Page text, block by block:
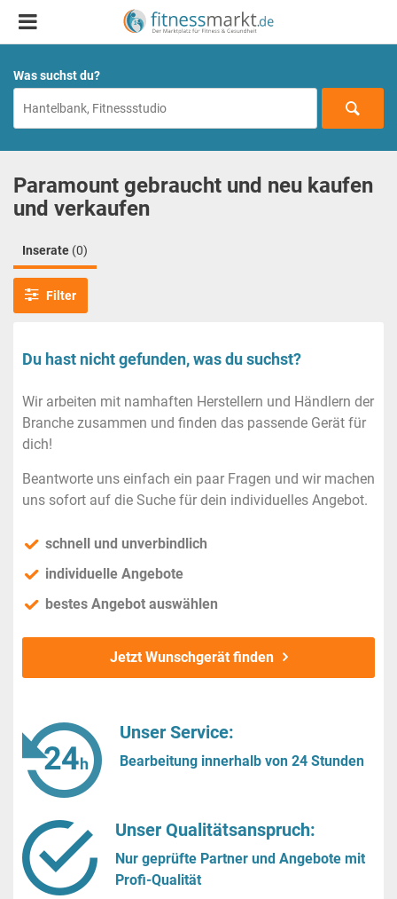
Was suchst du?
Paramount gebraucht und neu kaufen
und verkaufen
Inserate (0)
Filter
Du hast nicht gefunden, was du suchst?
Wir arbeiten mit namhaften Herstellern und Händlern der
Branche zusammen und finden das passende Gerät für
dich!
Beantworte uns einfach ein paar Fragen und wir machen
uns sofort auf die Suche für dein individuelles Angebot.
schnell und unverbindlich
individuelle Angebote
bestes Angebot auswählen
Jetzt Wunschgerät finden
Unser Service:
Bearbeitung innerhalb von 24 Stunden
Unser Qualitätsanspruch:
Nur geprüfte Partner und Angebote mit
Profi-Qualität